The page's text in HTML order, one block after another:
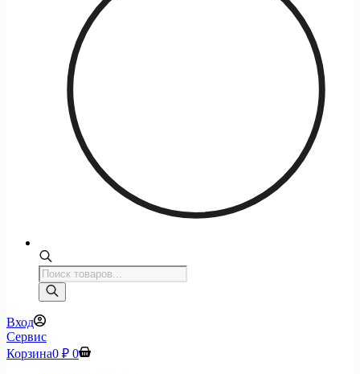
Поиск
товаров
Вход
Сервис
Корзина0 ₽ 0